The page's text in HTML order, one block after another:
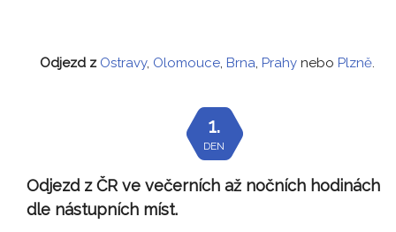
Odjezd z Ostravy, Olomouce Brna Prahy nebo Plzně
1.
DEN
Odjezd z ČR ve večerních až nočních hodinách
dle nástupních míst.